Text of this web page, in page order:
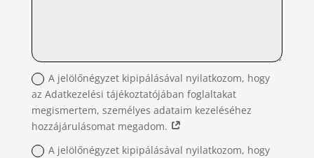
A jelölőnégyzet kipipálásával nyilatkozom, hogy
az Adatkezelési tájékoztatójában foglaltakat
megismertem, személyes adataim kezeléséhez
hozzájárulásomat megadom.
A jelölőnégyzet kipipálásával nyilatkozom, hogy